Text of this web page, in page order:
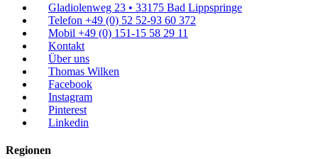
Gladiolenweg 23 • 33175 Bad Lippspringe
Telefon +49 (0) 52 52-93 60 372
Mobil +49 (0) 151-15 58 29 11
Kontakt
Über uns
Thomas Wilken
Facebook
Instagram
Pinterest
Linkedin
Regionen